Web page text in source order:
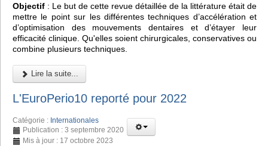
Objectif : Le but de cette revue détaillée de la littérature était de
mettre le point sur les différentes techniques d’accélération et
d’optimisation des mouvements dentaires et d’étayer leur
efficacité clinique. Qu'elles soient chirurgicales, conservatives ou
combine plusieurs techniques.
Lire la suite...
L'EuroPerio10 reporté pour 2022
Catégorie : Internationales
Publication : 3 septembre 2020
Mis à jour : 17 octobre 2023